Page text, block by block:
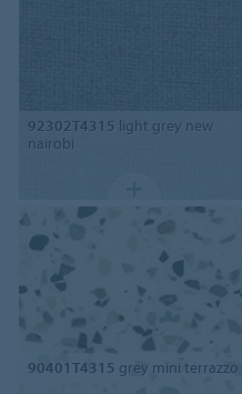
92302T4315 light grey new
nairobi
90401T4315 grey mini terrazzo